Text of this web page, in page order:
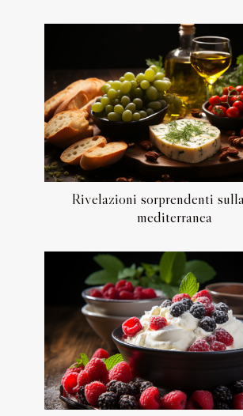
Rivelazioni sorprendenti
mediterranea